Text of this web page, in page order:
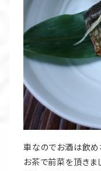
車なのでお酒は飲め
お茶で前菜を頂きま